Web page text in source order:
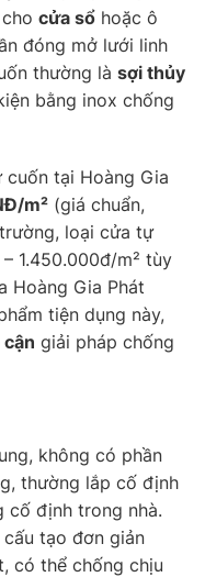
cửa sổ hoặc ô
đóng mở lưới linh
thường là sợi thủy
bằng inox chống
tại Hoàng Gia
m² (giá chuẩn,
loại cửa tự
1.450.000đ/m² tùy
Hoàng Gia Phát
tiện dụng này,
giải pháp chống
không có phần
thường lắp cố định
cố định trong nhà.
tạo đơn giản
có thể chống chịu